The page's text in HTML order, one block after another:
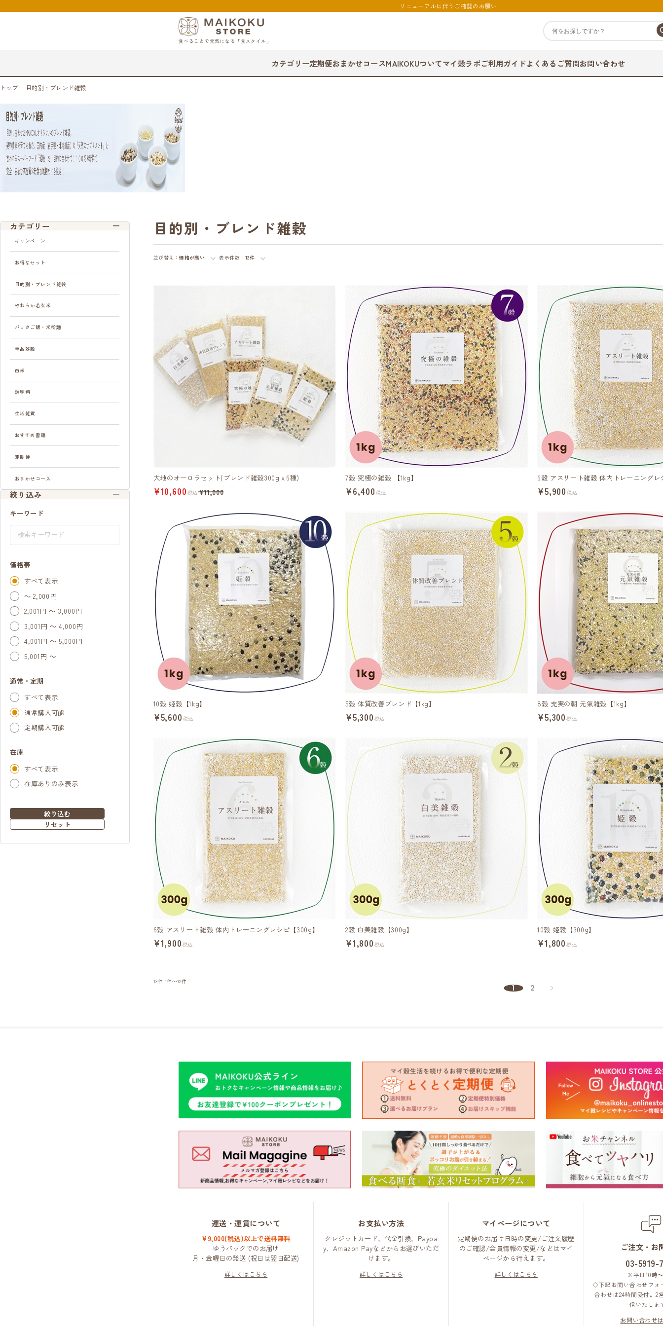
リニューアルに伴うご確認のお願い
食べることで元気になる「食スタイル」
カテゴリー定期便おまかせコースMAIKOKUついてマイ穀ラボご利用ガイドよくあるご質問お問い合わせ
トップ 目的別・ブレンド雑穀
カテゴリー
キャンペーン
お得なセット
目的別・ブレンド雑穀
やわらか若玄米
パックご飯・米粉麺
単品雑穀
白米
調味料
生活雑貨
おすすめ書籍
定期便
おまかせコース
絞り込み
キーワード
価格帯
すべて表示
～ 2,000円
2,001円 ～ 3,000円
3,001円 ～ 4,000円
4,001円 ～ 5,000円
5,001円 ～
通常・定期
すべて表示
通常購入可能
定期購入可能
在庫
すべて表示
在庫ありのみ表示
絞り込む
リセット
目的別・ブレンド雑穀
並び替え：価格が高い 表示件数： 12件
大地のオーロラセット(ブレンド雑穀300gｘ6種)
¥10,600 税込¥11,000
7穀 究極の雑穀 【1kg】
¥6,400 税込
6穀 アスリート雑穀 体内トレーニングレ
¥5,900 税込
10穀 姫穀【1kg】
¥5,600 税込
5穀 体質改善ブレンド【1kg】
¥5,300 税込
8穀 充実の朝 元氣雑穀【1kg】
¥5,300 税込
6穀 アスリート雑穀 体内トレーニングレシピ【300g】
¥1,900 税込
2穀 白美雑穀【300g】
¥1,800 税込
10穀 姫穀【300g】
¥1,800 税込
13件 1件～12件
1 2
運送・運賃について
¥9,000(税込)以上で送料無料
ゆうパックでのお届け
月・金曜日の発送 (祝日は翌日配送)
詳しくはこちら
お支払い方法
クレジットカード、代金引換、Paypa
y、Amazon Payなどからお選びいただ
けます。
詳しくはこちら
マイページについて
定期便のお届け日時の変更/ご注文履歴
のご確認/会員情報の変更/などはマイ
ページから行えます。
詳しくはこちら
ご注文・お
03-5919-
※平日10時
◇下記お問い合わせフォ
合わせは24時間受付。2
信いたしま
お問い合わせ